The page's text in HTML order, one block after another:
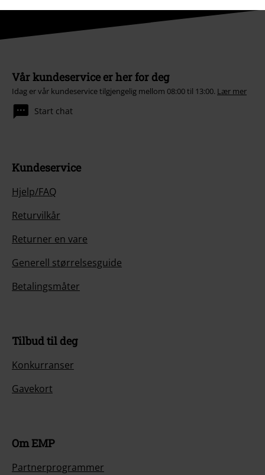
Vår kundeservice er her for deg
Idag er vår kundeservice tilgjengelig mellom 08:00 til 13:00. Lær mer
Start chat
Kundeservice
Hjelp/FAQ
Returvilkår
Returner en vare
Generell størrelsesguide
Betalingsmåter
Tilbud til deg
Konkurranser
Gavekort
Om EMP
Partnerprogrammer